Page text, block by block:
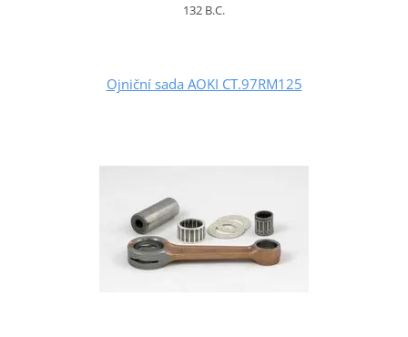
132 B.C.
Ojniční sada AOKI CT.97RM125